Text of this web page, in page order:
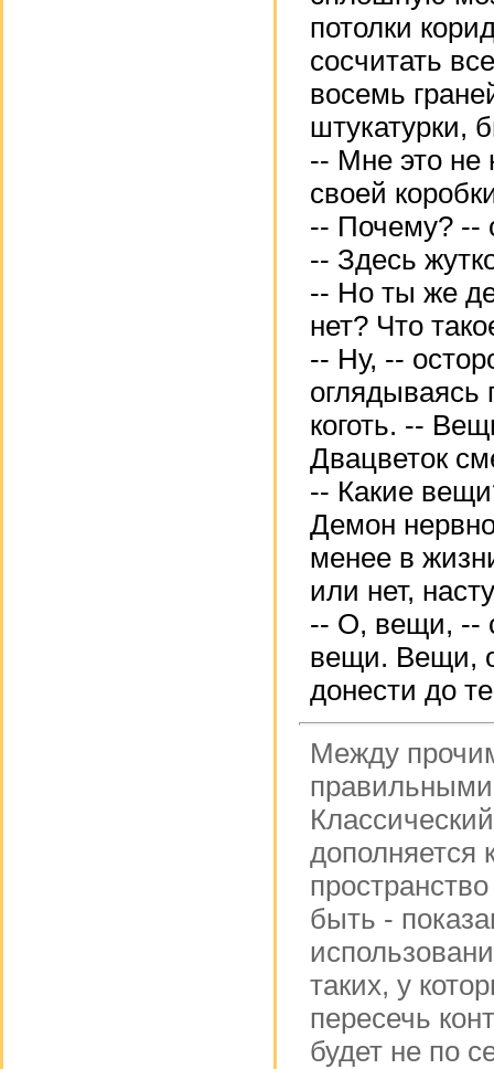
потолки
сосчитать
восемь
штукатурки,
-- Мне это не
своей
-- Почему? --
-- Здесь
-- Но ты же
нет? Что
-- Ну, --
оглядываясь
коготь. --
Двацветок
-- Какие
Демон
менее в
или нет,
-- О, вещи, --
вещи. Вещи, о
донести до
Между
дополняется
быть -
таких, у
пересечь
будет не по